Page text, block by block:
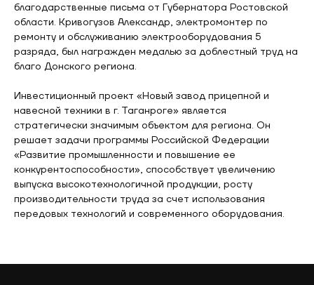
благодарственные письма от Губернатора Ростовской
области. Кривогузов Александр, электромонтер по
ремонту и обслуживанию электрооборудования 5
разряда, был награжден медалью за доблестный труд на
благо Донского региона.
Инвестиционный проект «Новый завод прицепной и
навесной техники в г. Таганроге» является
стратегически значимым объектом для региона. Он
решает задачи программы Российской Федерации
«Развитие промышленности и повышение ее
конкурентоспособности», способствует увеличению
выпуска высокотехнологичной продукции, росту
производительности труда за счет использования
передовых технологий и современного оборудования.